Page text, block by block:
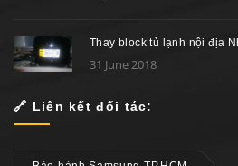
Thay block tủ lạnh nội địa
31 June 2018
🔗 Liên kết đối tác: